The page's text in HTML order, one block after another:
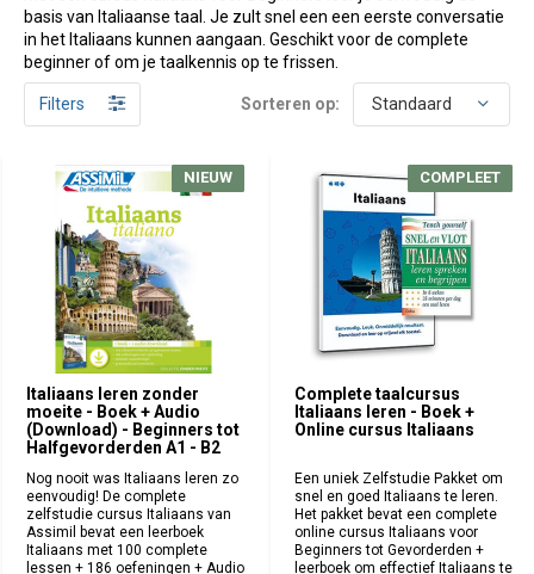
basis van Italiaanse taal. Je zult snel een een eerste conversatie
in het Italiaans kunnen aangaan. Geschikt voor de complete
beginner of om je taalkennis op te frissen.
Filters Sorteren op:
Italiaans leren zonder
moeite - Boek + Audio
(Download) - Beginners tot
Halfgevorderden A1 - B2
Nog nooit was Italiaans leren zo
eenvoudig! De complete
zelfstudie cursus Italiaans van
Assimil bevat een leerboek
Italiaans met 100 complete
lessen + 186 oefeningen + Audio
NIEUW
NIEUW
Complete taalcursus
Italiaans leren - Boek +
Online cursus Italiaans
Een uniek Zelfstudie Pakket om
snel en goed Italiaans te leren.
Het pakket bevat een complete
online cursus Italiaans voor
Beginners tot Gevorderden +
leerboek om effectief Italiaans te
COMPLEET
COMPLEET